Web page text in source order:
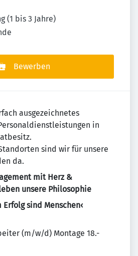
(1 bis 3 Jahre)
Bewerben
ausgezeichnetes
in
sind wir für unsere
da.
mit Herz &
unsere Philosophie
Erfolg sind Menschen‹
(m/w/d) Montage 18.-